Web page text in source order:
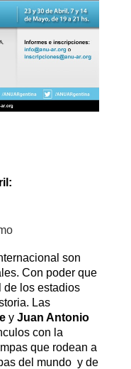
son
Con poder que
de los estadios
Las
y Juan Antonio
con la
que rodean a
del mundo y de